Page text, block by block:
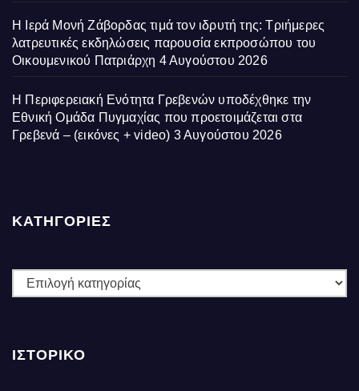
Η Ιερά Μονή Ζάβορδας τιμά τον ιδρυτή της: Τριήμερες
λατρευτικές εκδηλώσεις παρουσία εκπροσώπου του
Οικουμενικού Πατριάρχη 4 Αυγούστου 2026
Η Περιφερειακή Ενότητα Γρεβενών υποδέχθηκε την
Εθνική Ομάδα Πυγμαχίας που προετοιμάζεται στα
Γρεβενά – (εικόνες + video) 3 Αυγούστου 2026
ΚΑΤΗΓΟΡΙΕΣ
ΚΑΤΗΓΟΡΙΕΣ
ΙΣΤΟΡΙΚΌ